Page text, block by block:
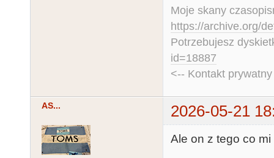
Moje skany
https://archive.org/
Potrzebujesz
id=18887
<-- Kontakt
AS... 2026-05-21
Ale on z tego co